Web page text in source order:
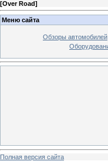
[Over Road]
Меню сайта
Обзоры автомобилей
Полная версия сайта